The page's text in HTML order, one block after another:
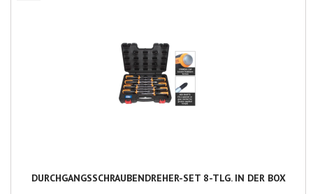
DURCHGANGSSCHRAUBENDREHER-SET 8-TLG. IN DER BOX